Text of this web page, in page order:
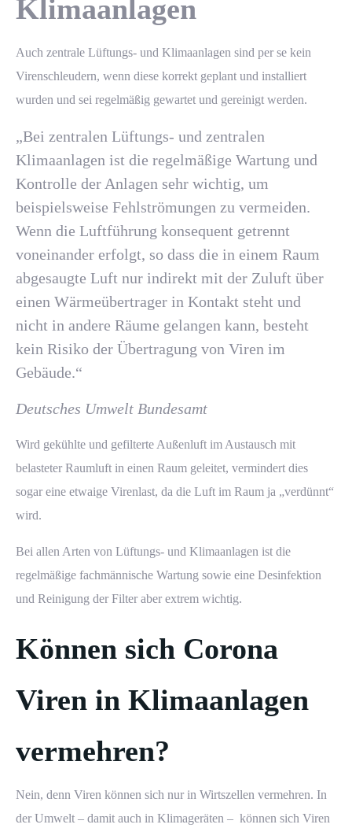
Klimaanlagen
Auch zentrale Lüftungs- und Klimaanlagen sind per se kein
Virenschleudern, wenn diese korrekt geplant und installiert
wurden und sei regelmäßig gewartet und gereinigt werden.
„Bei zentralen Lüftungs- und zentralen
Klimaanlagen ist die regelmäßige Wartung und
Kontrolle der Anlagen sehr wichtig, um
beispielsweise Fehlströmungen zu vermeiden.
Wenn die Luftführung konsequent getrennt
voneinander erfolgt, so dass die in einem Raum
abgesaugte Luft nur indirekt mit der Zuluft über
einen Wärmeübertrager in Kontakt steht und
nicht in andere Räume gelangen kann, besteht
kein Risiko der Übertragung von Viren im
Gebäude.“
Deutsches Umwelt Bundesamt
Wird gekühlte und gefilterte Außenluft im Austausch mit
belasteter Raumluft in einen Raum geleitet, vermindert dies
sogar eine etwaige Virenlast, da die Luft im Raum ja „verdünnt“
wird.
Bei allen Arten von Lüftungs- und Klimaanlagen ist die
regelmäßige fachmännische Wartung sowie eine Desinfektion
und Reinigung der Filter aber extrem wichtig.
Können sich Corona
Viren in Klimaanlagen
vermehren?
Nein, denn Viren können sich nur in Wirtszellen vermehren. In
der Umwelt – damit auch in Klimageräten – können sich Viren